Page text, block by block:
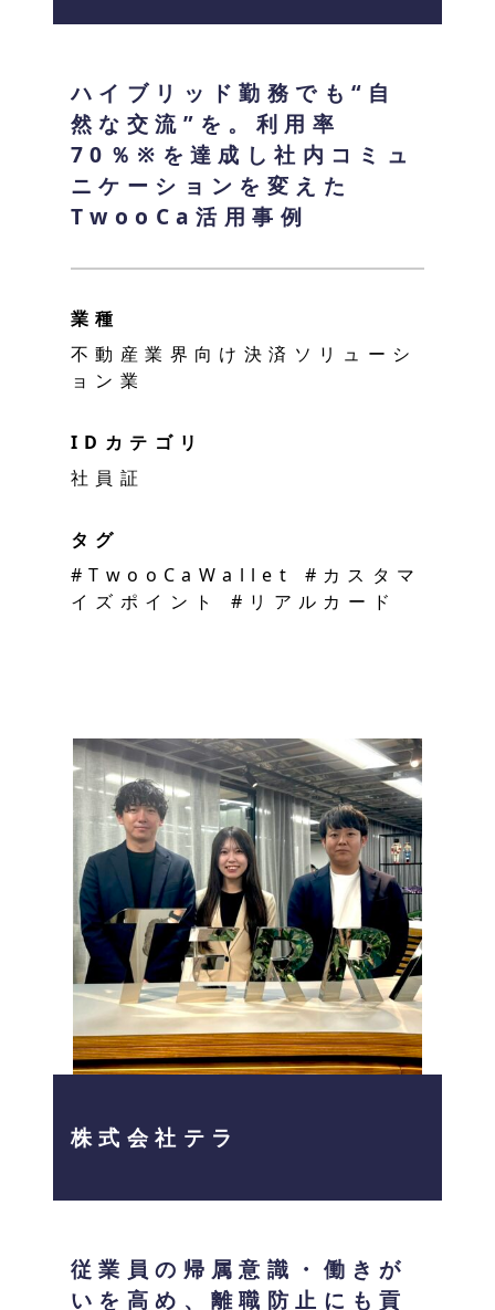
ハイブリッド勤務でも“自
然な交流”を。利用率
70％※を達成し社内コミュ
ニケーションを変えた
TwooCa活用事例
業種
不動産業界向け決済ソリューシ
ョン業
IDカテゴリ
社員証
タグ
#TwooCaWallet #カスタマ
イズポイント #リアルカード
株式会社テラ
従業員の帰属意識・働きが
いを高め、離職防止にも貢